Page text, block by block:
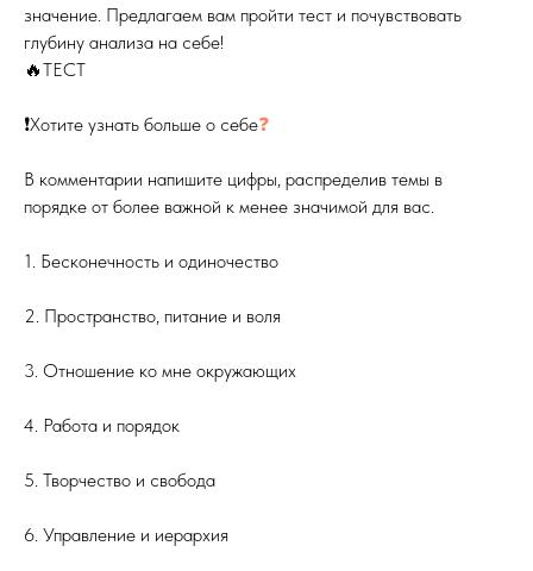
значение. Предлагаем вам пройти тест и почувствовать
глубину анализа на себе!
🔥ТЕСТ
❗️Хотите узнать больше о себе❓
В комментарии напишите цифры, распределив темы в
порядке от более важной к менее значимой для вас.
1. Бесконечность и одиночество
2. Пространство, питание и воля
3. Отношение ко мне окружающих
4. Работа и порядок
5. Творчество и свобода
6. Управление и иерархия